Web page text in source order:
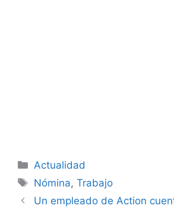
Categorías
Actualidad
Etiquetas
Nómina,Trabajo
Un empleado de Action